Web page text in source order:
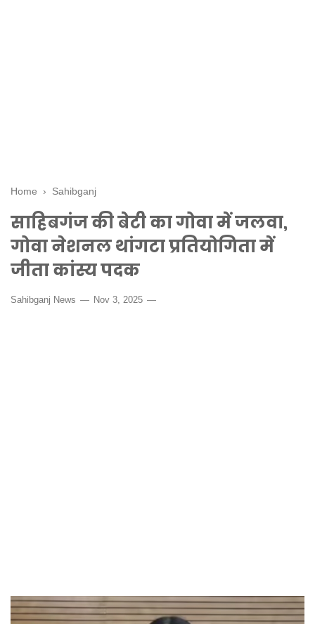
Home › Sahibganj
साहिबगंज की बेटी का गोवा में जलवा,
गोवा नेशनल थांगटा प्रतियोगिता में
जीता कांस्य पदक
Sahibganj News Nov 3, 2025